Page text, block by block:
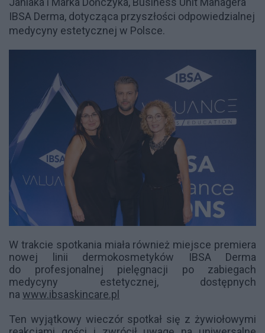
IBSA Derma, dotycząca przyszłości odpowiedzialnej
medycyny estetycznej w Polsce.
W trakcie spotkania miała również miejsce premiera
nowej linii dermokosmetyków IBSA Derma
do profesjonalnej pielęgnacji po zabiegach
medycyny estetycznej, dostępnych
na www.ibsaskincare.pl
Ten wyjątkowy wieczór spotkał się z żywiołowymi